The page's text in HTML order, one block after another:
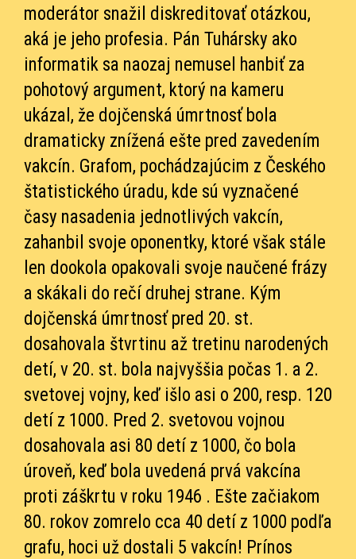
moderátor snažil diskreditovať otázkou,
aká je jeho profesia. Pán Tuhársky ako
informatik sa naozaj nemusel hanbiť za
pohotový argument, ktorý na kameru
ukázal, že dojčenská úmrtnosť bola
dramaticky znížená ešte pred zavedením
vakcín. Grafom, pochádzajúcim z Českého
štatistického úradu, kde sú vyznačené
časy nasadenia jednotlivých vakcín,
zahanbil svoje oponentky, ktoré však stále
len dookola opakovali svoje naučené frázy
a skákali do rečí druhej strane. Kým
dojčenská úmrtnosť pred 20. st.
dosahovala štvrtinu až tretinu narodených
detí, v 20. st. bola najvyššia počas 1. a 2.
svetovej vojny, keď išlo asi o 200, resp. 120
detí z 1000. Pred 2. svetovou vojnou
dosahovala asi 80 detí z 1000, čo bola
úroveň, keď bola uvedená prvá vakcína
proti záškrtu v roku 1946 . Ešte začiakom
80. rokov zomrelo cca 40 detí z 1000 podľa
grafu, hoci už dostali 5 vakcín! Prínos